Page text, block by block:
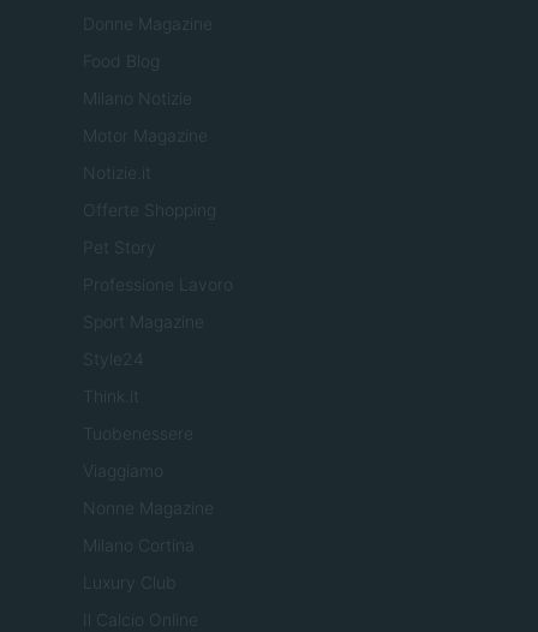
Donne Magazine
Food Blog
Milano Notizie
Motor Magazine
Notizie.it
Offerte Shopping
Pet Story
Professione Lavoro
Sport Magazine
Style24
Think.it
Tuobenessere
Viaggiamo
Nonne Magazine
Milano Cortina
Luxury Club
Il Calcio Online